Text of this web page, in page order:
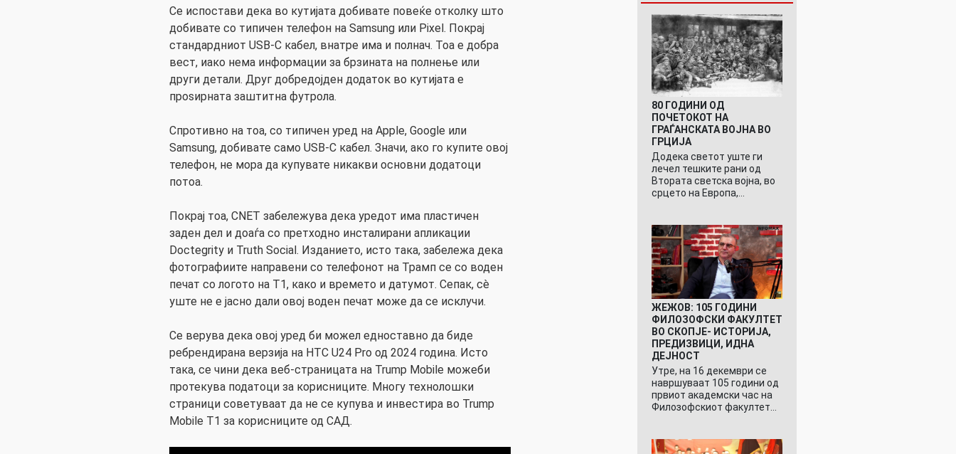
Се испостави дека во кутијата добивате повеќе отколку што
добивате со типичен телефон на Samsung или Pixel. Покрај
стандардниот USB-C кабел, внатре има и полнач. Тоа е добра
вест, иако нема информации за брзината на полнење или
други детали. Друг добредојден додаток во кутијата е
проѕирната заштитна футрола.
Спротивно на тоа, со типичен уред на Apple, Google или
Samsung, добивате само USB-C кабел. Значи, ако го купите овој
телефон, не мора да купувате никакви основни додатоци
потоа.
Покрај тоа, CNET забележува дека уредот има пластичен
заден дел и доаѓа со претходно инсталирани апликации
Doctegrity и Truth Social. Изданието, исто така, забележа дека
фотографиите направени со телефонот на Трамп се со воден
печат со логото на T1, како и времето и датумот. Сепак, сè
уште не е јасно дали овој воден печат може да се исклучи.
Се верува дека овој уред би можел едноставно да биде
ребрендирана верзија на HTC U24 Pro од 2024 година. Исто
така, се чини дека веб-страницата на Trump Mobile можеби
протекува податоци за корисниците. Многу технолошки
страници советуваат да не се купува и инвестира во Trump
Mobile T1 за корисниците од САД.
80 ГОДИНИ ОД
ПОЧЕТОКОТ НА
ГРАЃАНСКАТА ВОЈНА ВО
ГРЦИЈА
Додека светот уште ги
лечел тешките рани од
Втората светска војна, во
срцето на Европа,…
ЖЕЖОВ: 105 ГОДИНИ
ФИЛОЗОФСКИ ФАКУЛТЕТ
ВО СКОПЈЕ- ИСТОРИЈА,
ПРЕДИЗВИЦИ, ИДНА
ДЕЈНОСТ
Утре, на 16 декември се
навршуваат 105 години од
првиот академски час на
Филозофскиот факултет…